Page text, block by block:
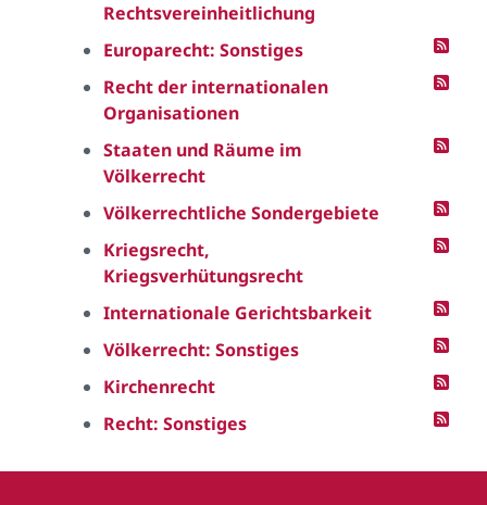
Rechtsvereinheitlichung
Europarecht: Sonstiges
Recht der internationalen
Organisationen
Staaten und Räume im
Völkerrecht
Völkerrechtliche Sondergebiete
Kriegsrecht,
Kriegsverhütungsrecht
Internationale Gerichtsbarkeit
Völkerrecht: Sonstiges
Kirchenrecht
Recht: Sonstiges